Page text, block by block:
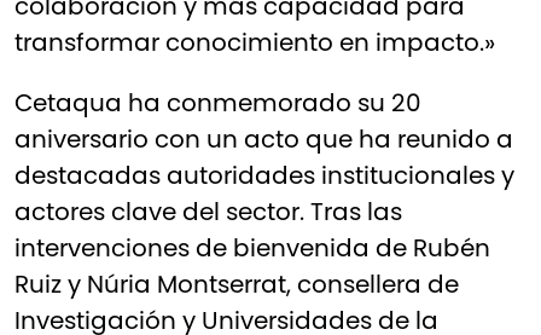
transformar conocimiento en impacto.»
Cetaqua ha conmemorado su 20
aniversario con un acto que ha reunido a
destacadas autoridades institucionales y
actores clave del sector. Tras las
intervenciones de bienvenida de Rubén
Ruiz y Núria Montserrat, consellera de
Investigación y Universidades de la